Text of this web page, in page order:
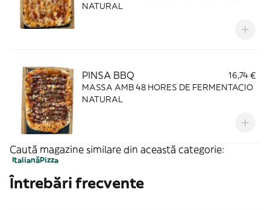
NATURAL
PINSA BBQ
16,74 €
MASSA AMB 48 HORES DE FERMENTACIO
NATURAL
Caută magazine similare din această categorie:
ItalianăPizza
Întrebări frecvente